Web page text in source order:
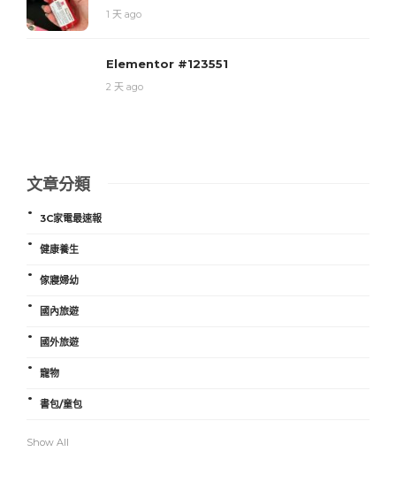
1 天 ago
Elementor #123551
2 天 ago
文章分類
3C家電最速報
健康養生
傢寢婦幼
國內旅遊
國外旅遊
寵物
書包/童包
Show All